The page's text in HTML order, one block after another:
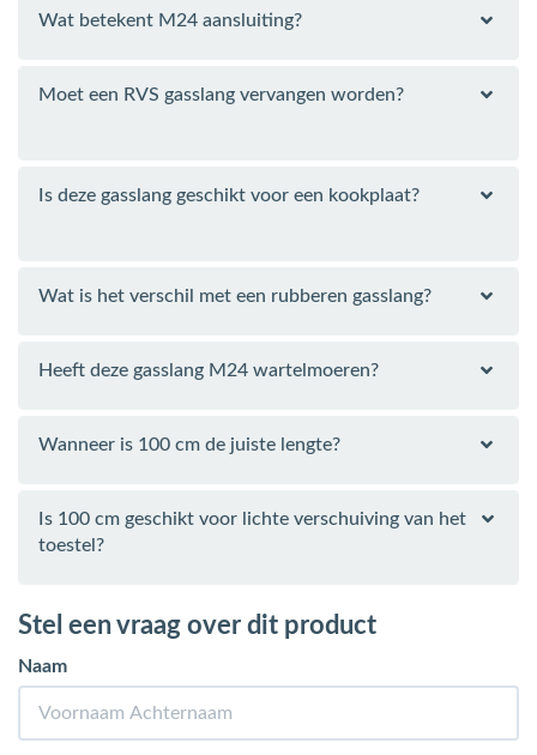
Wat betekent M24 aansluiting?
Moet een RVS gasslang vervangen worden?
Is deze gasslang geschikt voor een kookplaat?
Wat is het verschil met een rubberen gasslang?
Heeft deze gasslang M24 wartelmoeren?
Wanneer is 100 cm de juiste lengte?
Is 100 cm geschikt voor lichte verschuiving van het
toestel?
Stel een vraag over dit product
Naam